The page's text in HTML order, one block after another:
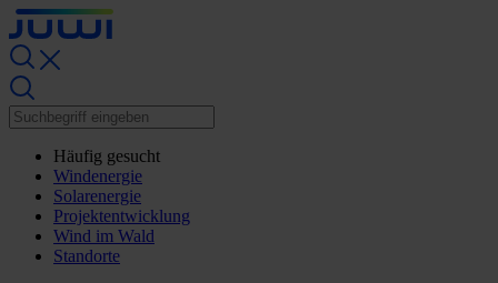
Häufig gesucht
Windenergie
Solarenergie
Projektentwicklung
Wind im Wald
Standorte